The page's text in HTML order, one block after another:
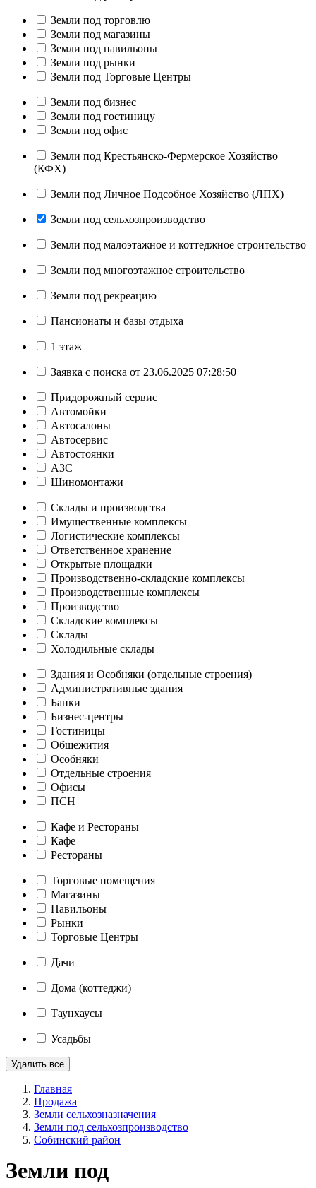
Земли под торговлю
Земли под магазины
Земли под павильоны
Земли под рынки
Земли под Торговые Центры
Земли под бизнес
Земли под гостиницу
Земли под офис
Земли под Крестьянско-Фермерское Хозяйство
(КФХ)
Земли под Личное Подсобное Хозяйство (ЛПХ)
Земли под сельхозпроизводство
Земли под малоэтажное и коттеджное строительство
Земли под многоэтажное строительство
Земли под рекреацию
Пансионаты и базы отдыха
1 этаж
Заявка с поиска от 23.06.2025 07:28:50
Придорожный сервис
Автомойки
Автосалоны
Автосервис
Автостоянки
АЗС
Шиномонтажи
Склады и производства
Имущественные комплексы
Логистические комплексы
Ответственное хранение
Открытые площадки
Производственно-складские комплексы
Производственные комплексы
Производство
Складские комплексы
Склады
Холодильные склады
Здания и Особняки (отдельные строения)
Административные здания
Банки
Бизнес-центры
Гостиницы
Общежития
Особняки
Отдельные строения
Офисы
ПСН
Кафе и Рестораны
Кафе
Рестораны
Торговые помещения
Магазины
Павильоны
Рынки
Торговые Центры
Дачи
Дома (коттеджи)
Таунхаусы
Усадьбы
Удалить все
Главная
Продажа
Земли сельхозназначения
Земли под сельхозпроизводство
Собинский район
Земли под